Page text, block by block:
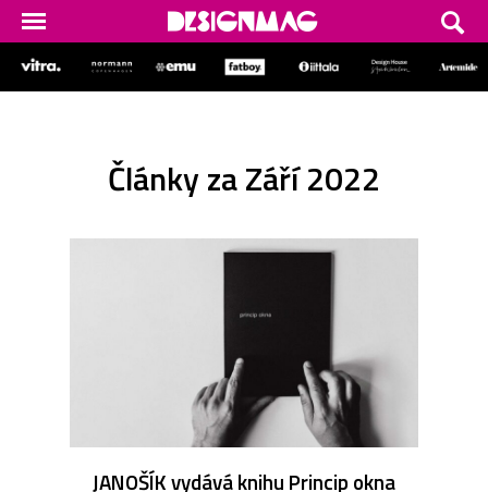
Články za Září 2022
JANOŠÍK vydává knihu Princip okna